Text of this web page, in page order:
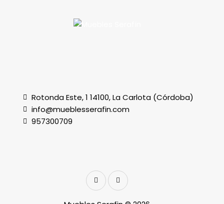
Rotonda Este, 1 14100, La Carlota (Córdoba)
info@mueblesserafin.com
957300709